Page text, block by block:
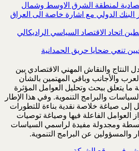
لمنطقة الشرق الاوسط وشمال
البنك الدولي مع اشارة خاصة الى العراق
اتحاد الاقتصاد السياسي الراديكالي
تنعي ضحايا حريق الحمدانية
النتاج والنقاش المهني الاقتصادي بين
والأجانب وباقي المهتمين بالشأن
ما يتعلق ببحث وتحليل العوامل المؤثرة
والبرامج التنموية. وفي هذا الإطار
إلى صياغة خلاصة نقدية بناءة للتطورات
العوامل الفاعلة فيها وصياغة توصيات
ومجدولة مفيدة لراسمي السياسات
والمسؤولين عن البرامج التنموية.